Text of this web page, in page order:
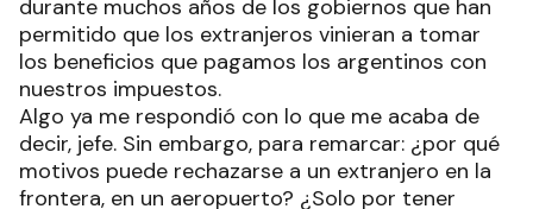
durante muchos años de los gobiernos que han
permitido que los extranjeros vinieran a tomar
los beneficios que pagamos los argentinos con
nuestros impuestos.
Algo ya me respondió con lo que me acaba de
decir, jefe. Sin embargo, para remarcar: ¿por qué
motivos puede rechazarse a un extranjero en la
frontera, en un aeropuerto? ¿Solo por tener